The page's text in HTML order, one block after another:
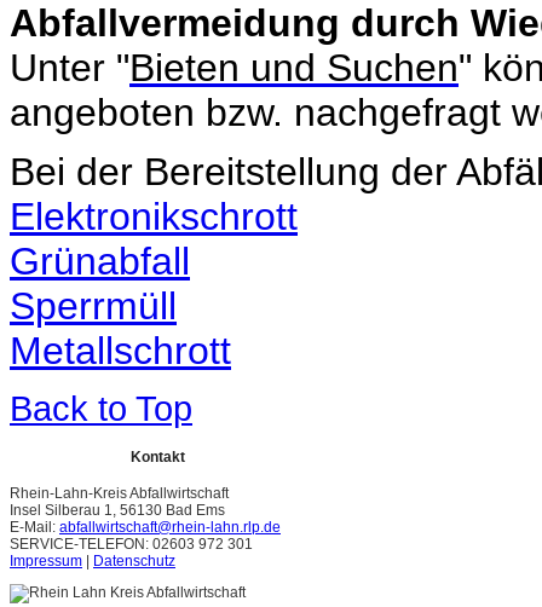
Abfallvermeidung durch
Unter "Bieten und Suchen"
angeboten bzw. nachgefragt
Bei der Bereitstellung der
Elektronikschrott
Grünabfall
Sperrmüll
Metallschrott
Back to Top
Kontakt
Rhein-Lahn-Kreis Abfallwirtschaft
Insel Silberau 1, 56130 Bad Ems
E-Mail: abfallwirtschaft@rhein-lahn.rlp.de
SERVICE-TELEFON: 02603 972 301
Impressum
Datenschutz